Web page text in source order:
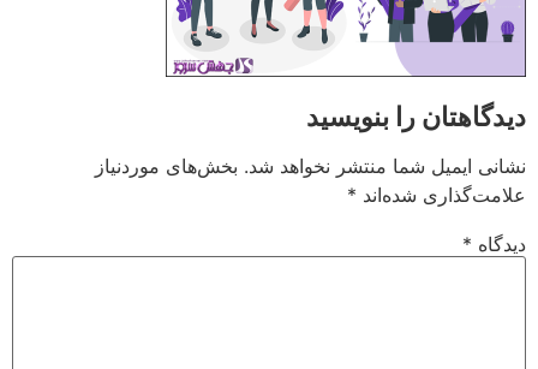
دیدگاهتان را بنویسید
نشانی ایمیل شما منتشر نخواهد شد. بخش‌های موردنیاز
علامت‌گذاری شده‌اند *
دیدگاه *